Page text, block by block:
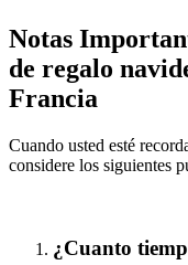
Notas
de regalo
Francia
Cuando usted esté
considere los siguientes
¿Cuanto